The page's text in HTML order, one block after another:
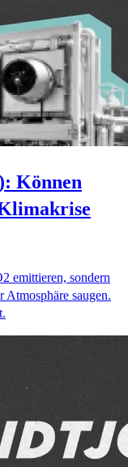
Können
emittieren, sondern
Atmosphäre saugen.